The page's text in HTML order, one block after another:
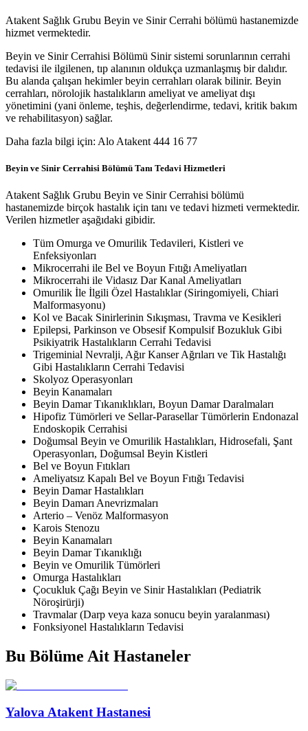
Atakent Sağlık Grubu Beyin ve Sinir Cerrahi bölümü hastanemizde
hizmet vermektedir.
Beyin ve Sinir Cerrahisi Bölümü Sinir sistemi sorunlarının cerrahi
tedavisi ile ilgilenen, tıp alanının oldukça uzmanlaşmış bir dalıdır.
Bu alanda çalışan hekimler beyin cerrahları olarak bilinir. Beyin
cerrahları, nörolojik hastalıkların ameliyat ve ameliyat dışı
yönetimini (yani önleme, teşhis, değerlendirme, tedavi, kritik bakım
ve rehabilitasyon) sağlar.
Daha fazla bilgi için: Alo Atakent 444 16 77
Beyin ve Sinir Cerrahisi Bölümü Tanı Tedavi Hizmetleri
Atakent Sağlık Grubu Beyin ve Sinir Cerrahisi bölümü
hastanemizde birçok hastalık için tanı ve tedavi hizmeti vermektedir.
Verilen hizmetler aşağıdaki gibidir.
Tüm Omurga ve Omurilik Tedavileri, Kistleri ve
Enfeksiyonları
Mikrocerrahi ile Bel ve Boyun Fıtığı Ameliyatları
Mikrocerrahi ile Vidasız Dar Kanal Ameliyatları
Omurilik İle İlgili Özel Hastalıklar (Siringomiyeli, Chiari
Malformasyonu)
Kol ve Bacak Sinirlerinin Sıkışması, Travma ve Kesikleri
Epilepsi, Parkinson ve Obsesif Kompulsif Bozukluk Gibi
Psikiyatrik Hastalıkların Cerrahi Tedavisi
Trigeminial Nevralji, Ağır Kanser Ağrıları ve Tik Hastalığı
Gibi Hastalıkların Cerrahi Tedavisi
Skolyoz Operasyonları
Beyin Kanamaları
Beyin Damar Tıkanıklıkları, Boyun Damar Daralmaları
Hipofiz Tümörleri ve Sellar-Parasellar Tümörlerin Endonazal
Endoskopik Cerrahisi
Doğumsal Beyin ve Omurilik Hastalıkları, Hidrosefali, Şant
Operasyonları, Doğumsal Beyin Kistleri
Bel ve Boyun Fıtıkları
Ameliyatsız Kapalı Bel ve Boyun Fıtığı Tedavisi
Beyin Damar Hastalıkları
Beyin Damarı Anevrizmaları
Arterio – Venöz Malformasyon
Karois Stenozu
Beyin Kanamaları
Beyin Damar Tıkanıklığı
Beyin ve Omurilik Tümörleri
Omurga Hastalıkları
Çocukluk Çağı Beyin ve Sinir Hastalıkları (Pediatrik
Nöroşirürji)
Travmalar (Darp veya kaza sonucu beyin yaralanması)
Fonksiyonel Hastalıkların Tedavisi
Bu Bölüme Ait Hastaneler
Yalova Atakent Hastanesi